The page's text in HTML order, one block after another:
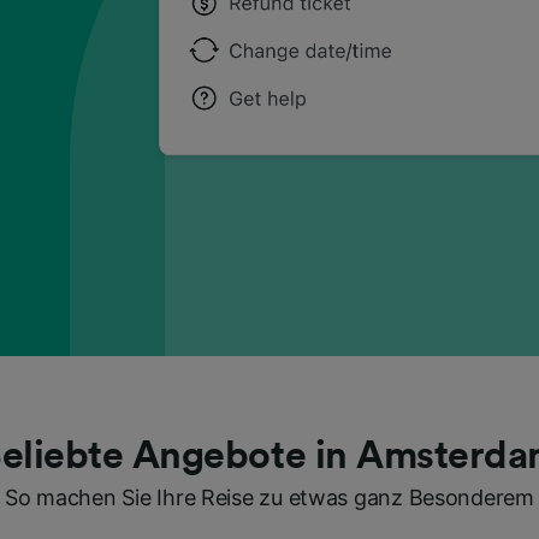
Angebote in
So machen Sie Ihre Reise zu etwas ganz Besonderem